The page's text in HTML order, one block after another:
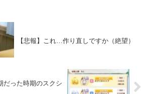
【悲報】これ…作り直しですか（絶望）
だった時期のスクシ